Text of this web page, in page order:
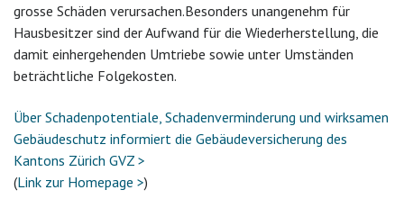
grosse Schäden verursachen.Besonders unangenehm für
Hausbesitzer sind der Aufwand für die Wiederherstellung, die
damit einhergehenden Umtriebe sowie unter Umständen
beträchtliche Folgekosten.
Über Schadenpotentiale, Schadenverminderung und wirksamen
Gebäudeschutz informiert die Gebäudeversicherung des
Kantons Zürich GVZ >
(Link zur Homepage >)